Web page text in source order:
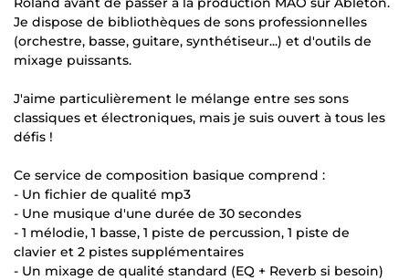
Je dispose de bibliothèques de sons professionnelles
(orchestre, basse, guitare, synthétiseur...) et d'outils de
mixage puissants.
J'aime particulièrement le mélange entre ses sons
classiques et électroniques, mais je suis ouvert à tous les
défis !
Ce service de composition basique comprend :
- Un fichier de qualité mp3
- Une musique d'une durée de 30 secondes
- 1 mélodie, 1 basse, 1 piste de percussion, 1 piste de
clavier et 2 pistes supplémentaires
- Un mixage de qualité standard (EQ + Reverb si besoin)